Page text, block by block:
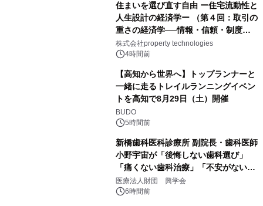
住まいを選び直す自由 ー住宅流動性と
人生設計の経済学ー （第４回：取引の
重さの経済学──情報・信頼・制度を
PropTechはどう組み替えるか）｜
PropTech-Lab
株式会社property technologies
4時間前
【高知から世界へ】トップランナーと
一緒に走るトレイルランニングイベン
トを高知で8月29日（土）開催
BUDO
5時間前
新橋歯科医科診療所 副院長・歯科医師
小野宇宙が「後悔しない歯科選び」
「痛くない歯科治療」「不安がない治
療計画」をテーマに専門監修
医療法人財団 興学会
6時間前